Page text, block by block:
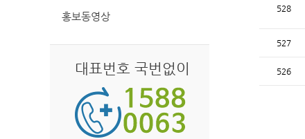
홍보동영상
대표번호 국번없이
528
527
526